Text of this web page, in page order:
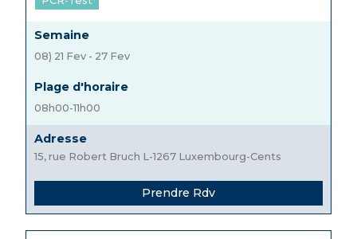
Semaine
08) 21 Fev - 27 Fev
Plage d'horaire
08h00-11h00
Adresse
15, rue Robert Bruch L-1267 Luxembourg-Cents
Prendre Rdv